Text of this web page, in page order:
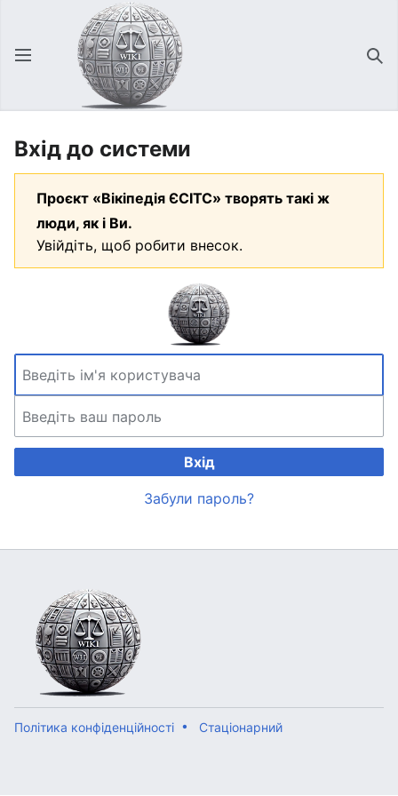
Відкрити головне меню
Вхід до системи
Проєкт «Вікіпедія ЄСІТС» творять такі ж
люди, як і Ви.
Увійдіть, щоб робити внесок.
Вхід
Забули пароль?
Політика конфіденційності Стаціонарний